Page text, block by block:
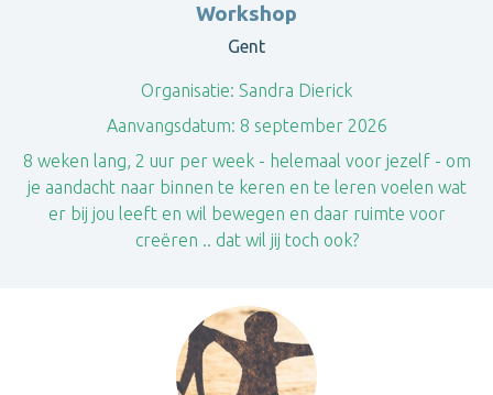
Workshop
Gent
Organisatie: Sandra Dierick
Aanvangsdatum: 8 september 2026
8 weken lang, 2 uur per week - helemaal voor jezelf - om
je aandacht naar binnen te keren en te leren voelen wat
er bij jou leeft en wil bewegen en daar ruimte voor
creëren .. dat wil jij toch ook?